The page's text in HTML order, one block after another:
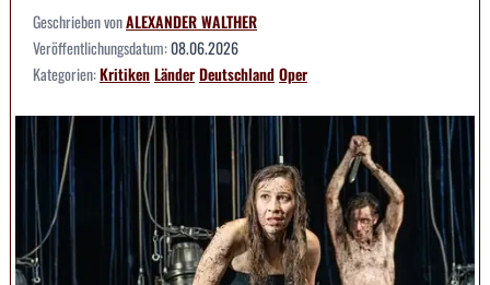
Geschrieben vonALEXANDER WALTHER
Veröffentlichungsdatum:08.06.2026
Kategorien:KritikenLänderDeutschlandOper